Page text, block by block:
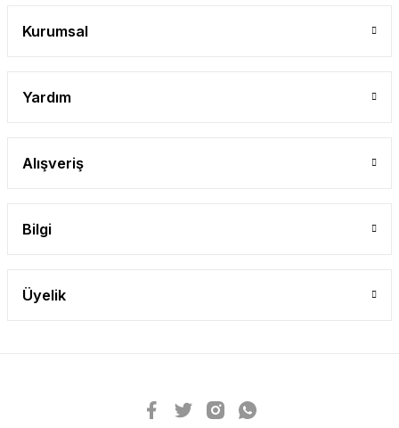
Kurumsal
Yardım
Alışveriş
Bilgi
Üyelik